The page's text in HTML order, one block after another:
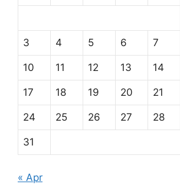
3 4 5 6 7
10 11 12 13 14
17 18 19 20 21
24 25 26 27 28
31
« Apr